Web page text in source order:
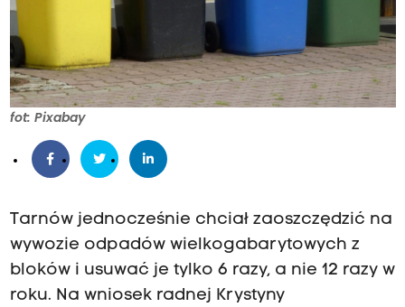
fot: Pixabay
Tarnów jednocześnie chciał zaoszczędzić na
wywozie odpadów wielkogabarytowych z
bloków i usuwać je tylko 6 razy, a nie 12 razy w
roku. Na wniosek radnej Krystyny